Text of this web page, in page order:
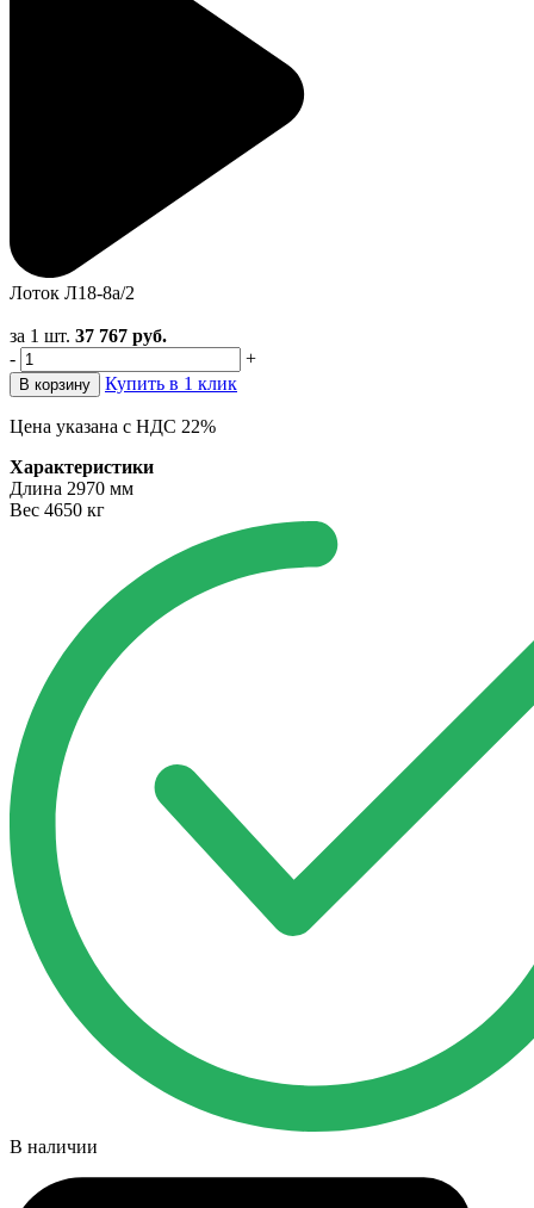
Лоток Л18-8а/2
за 1 шт. 37 767 руб.
-
+
В корзину Купить в 1 клик
Цена указана с НДС 22%
Характеристики
Длина 2970 мм
Вес 4650 кг
В наличии